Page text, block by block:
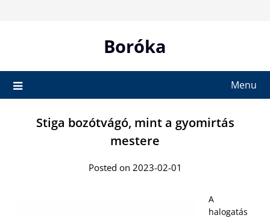
Boróka
Menu
Stiga bozótvágó, mint a gyomirtás
mestere
Posted on 2023-02-01
A
halogatás